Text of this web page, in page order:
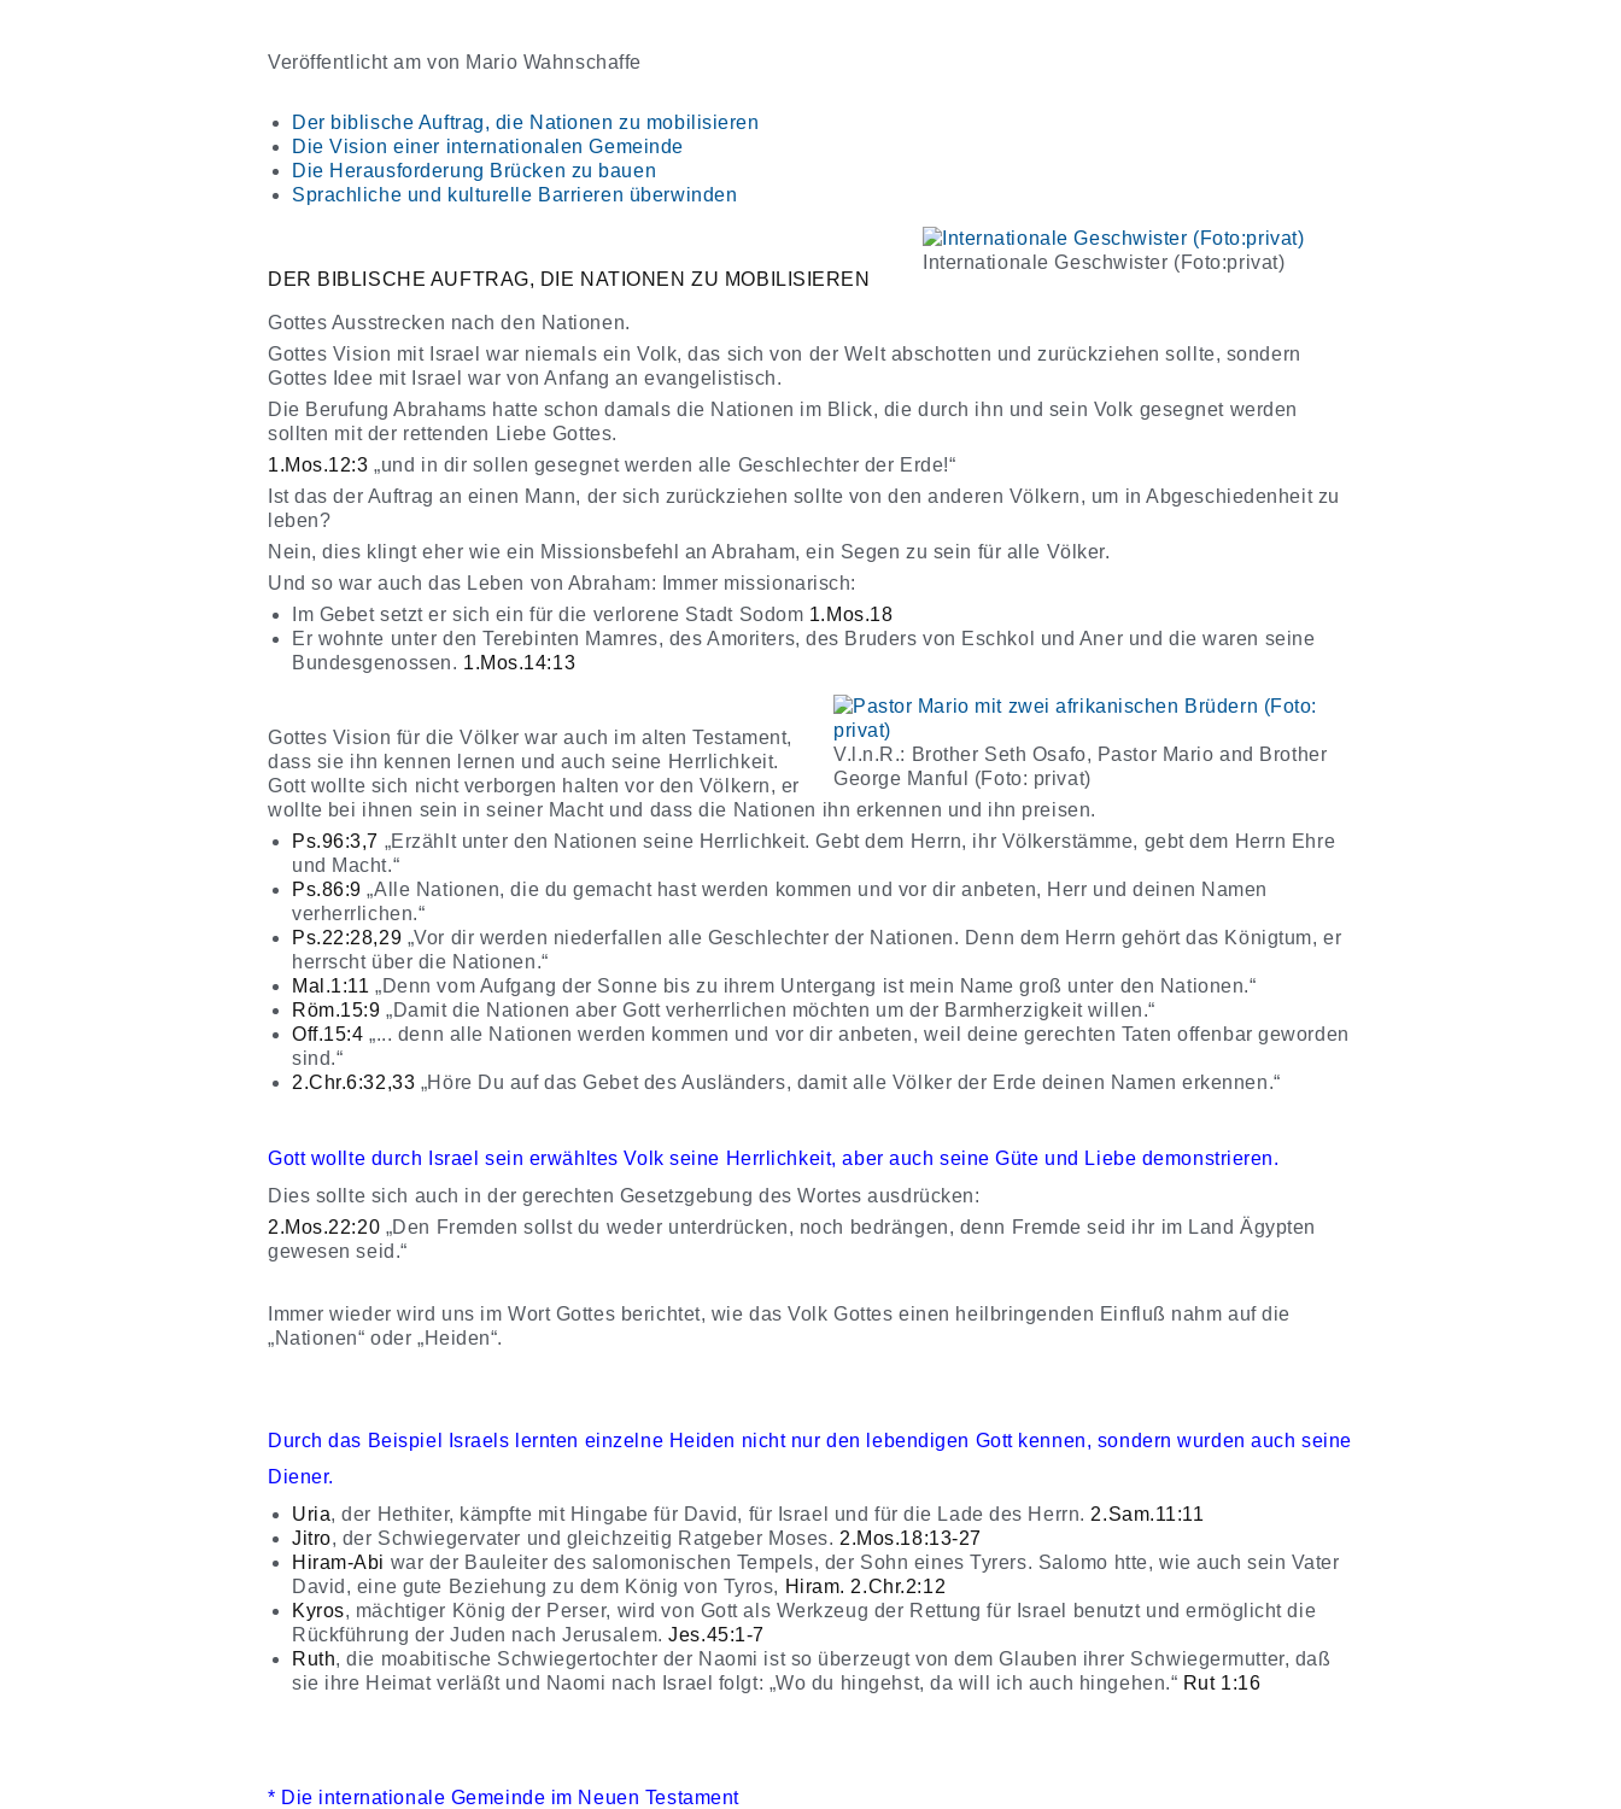
Veröffentlicht amvon Mario Wahnschaffe
Der biblische Auftrag, die Nationen zu mobilisieren
Die Vision einer internationalen Gemeinde
Die Herausforderung Brücken zu bauen
Sprachliche und kulturelle Barrieren überwinden
Internationale Geschwister (Foto:privat)
DER BIBLISCHE AUFTRAG, DIE NATIONEN ZU MOBILISIEREN
Gottes Ausstrecken nach den Nationen.
Gottes Vision mit Israel war niemals ein Volk, das sich von der Welt abschotten und zurückziehen sollte, sondern
Gottes Idee mit Israel war von Anfang an evangelistisch.
Die Berufung Abrahams hatte schon damals die Nationen im Blick, die durch ihn und sein Volk gesegnet werden
sollten mit der rettenden Liebe Gottes.
1.Mos.12:3„und in dir sollen gesegnet werden alle Geschlechter der Erde!“
Ist das der Auftrag an einen Mann, der sich zurückziehen sollte von den anderen Völkern, um in Abgeschiedenheit zu
leben?
Nein, dies klingt eher wie ein Missionsbefehl an Abraham, ein Segen zu sein für alle Völker.
Und so war auch das Leben von Abraham: Immer missionarisch:
Im Gebet setzt er sich ein für die verlorene Stadt Sodom 1.Mos.18
Er wohnte unter den Terebinten Mamres, des Amoriters, des Bruders von Eschkol und Aner und die waren seine
Bundesgenossen. 1.Mos.14:13
V.l.n.R.: Brother Seth Osafo, Pastor Mario and Brother
George Manful (Foto: privat)
Gottes Vision für die Völker war auch im alten Testament,
dass sie ihn kennen lernen und auch seine Herrlichkeit.
Gott wollte sich nicht verborgen halten vor den Völkern, er
wollte bei ihnen sein in seiner Macht und dass die Nationen ihn erkennen und ihn preisen.
Ps.96:3,7 „Erzählt unter den Nationen seine Herrlichkeit. Gebt dem Herrn, ihr Völkerstämme, gebt dem Herrn Ehre
und Macht.“
Ps.86:9„Alle Nationen, die du gemacht hast werden kommen und vor dir anbeten, Herr und deinen Namen
verherrlichen.“
Ps.22:28,29 „Vor dir werden niederfallen alle Geschlechter der Nationen. Denn dem Herrn gehört das Königtum, er
herrscht über die Nationen.“
Mal.1:11„Denn vom Aufgang der Sonne bis zu ihrem Untergang ist mein Name groß unter den Nationen.“
Röm.15:9„Damit die Nationen aber Gott verherrlichen möchten um der Barmherzigkeit willen.“
Off.15:4„... denn alle Nationen werden kommen und vor dir anbeten, weil deine gerechten Taten offenbar geworden
sind.“
2.Chr.6:32,33 „Höre Du auf das Gebet des Ausländers, damit alle Völker der Erde deinen Namen erkennen.“
Gott wollte durch Israel sein erwähltes Volk seine Herrlichkeit, aber auch seine Güte und Liebe demonstrieren.
Dies sollte sich auch in der gerechten Gesetzgebung des Wortes ausdrücken:
2.Mos.22:20 „Den Fremden sollst du weder unterdrücken, noch bedrängen, denn Fremde seid ihr im Land Ägypten
gewesen seid.“
Immer wieder wird uns im Wort Gottes berichtet, wie das Volk Gottes einen heilbringenden Einfluß nahm auf die
„Nationen“ oder „Heiden“.
Durch das Beispiel Israels lernten einzelne Heiden nicht nur den lebendigen Gott kennen, sondern wurden auch seine
Diener.
Uria,der Hethiter, kämpfte mit Hingabe für David, für Israel und für die Lade des Herrn. 2.Sam.11:11
Jitro, der Schwiegervater und gleichzeitig Ratgeber Moses. 2.Mos.18:13-27
Hiram-Abi war der Bauleiter des salomonischen Tempels, der Sohn eines Tyrers. Salomo htte, wie auch sein Vater
David, eine gute Beziehung zu dem König von Tyros, Hiram. 2.Chr.2:12
Kyros, mächtiger König der Perser, wird von Gott als Werkzeug der Rettung für Israel benutzt und ermöglicht die
Rückführung der Juden nach Jerusalem.Jes.45:1-7
Ruth,die moabitische Schwiegertochter der Naomi ist so überzeugt von dem Glauben ihrer Schwiegermutter, daß
sie ihre Heimat verläßt und Naomi nach Israel folgt: „Wo du hingehst, da will ich auch hingehen.“ Rut 1:16
* Die internationale Gemeinde im Neuen Testament